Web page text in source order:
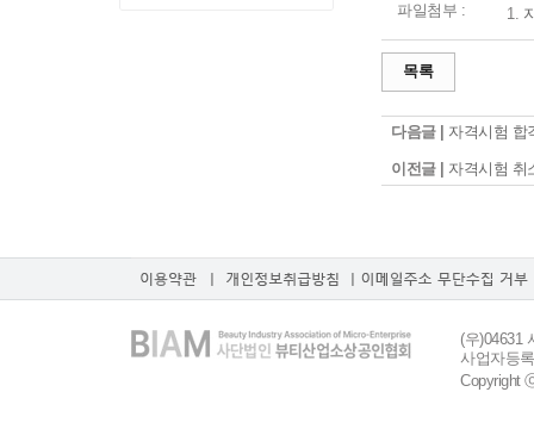
파일첨부 : 1.
목록
다음글 | 자격시험 합
이전글 | 자격시험 취
(우)04631
사업자등
Copyright